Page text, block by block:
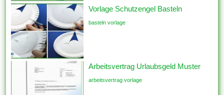
Vorlage Schutzengel Basteln
basteln vorlage
Arbeitsvertrag Urlaubsgeld Muster
arbeitsvertrag vorlage